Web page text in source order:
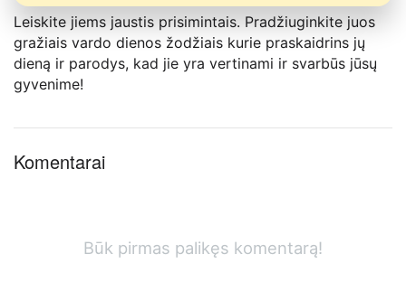
Leiskite jiems jaustis prisimintais. Pradžiuginkite juos
gražiais vardo dienos žodžiais kurie praskaidrins jų
dieną ir parodys, kad jie yra vertinami ir svarbūs jūsų
gyvenime!
Komentarai
Būk pirmas palikęs komentarą!